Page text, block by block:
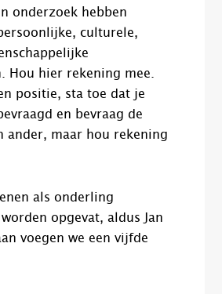
onderzoek hebben
culturele,
Hou hier rekening mee.
positie, sta toe dat je
en bevraag de
ander, maar hou rekening
als onderling
opgevat, aldus Jan
voegen we een vijfde